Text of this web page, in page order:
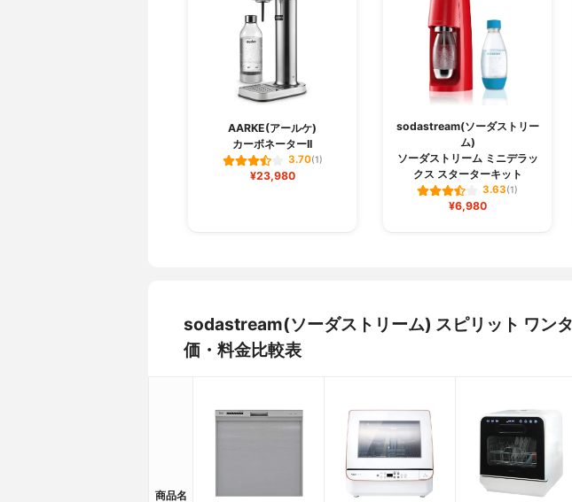
AARKE(アールケ)
カーボネーターII
3.70(1)
¥23,980
sodastream(ソーダストリー
ム)
ソーダストリーム ミニデラッ
クス スターターキット
3.63(1)
¥6,980
sodastream(ソーダストリーム) スピリット ワン
価・料金比較表
商品名